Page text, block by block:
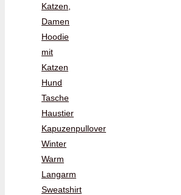
Katzen,
Damen
Hoodie
mit
Katzen
Hund
Tasche
Haustier
Kapuzenpullover
Winter
Warm
Langarm
Sweatshirt